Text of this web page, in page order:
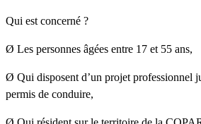
Qui est concerné ?
Ø Les personnes âgées entre 17 et 55 ans,
Ø Qui disposent d’un projet professionnel
permis de conduire,